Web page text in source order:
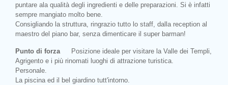
puntare ala qualità degli ingredienti e delle preparazioni. Si è infatti
sempre mangiato molto bene.
Consigliando la struttura, ringrazio tutto lo staff, dalla reception al
maestro del piano bar, senza dimenticare il super barman!
Punto di forza
Posizione ideale per visitare la Valle dei Templi,
Agrigento e i più rinomati luoghi di attrazione turistica.
Personale.
La piscina ed il bel giardino tutt'intorno.